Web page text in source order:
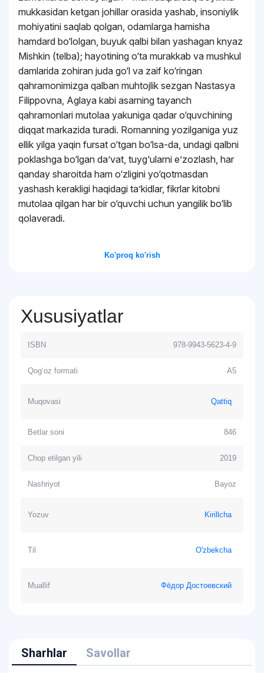
mukkasidan ketgan johillar orasida yashab, insoniylik
mohiyatini saqlab qolgan, odamlarga hamisha
hamdard bo‘lolgan, buyuk qalbi bilan yashagan knyaz
Mishkin (telba); hayotining o‘ta murakkab va mushkul
damlarida zohiran juda go‘l va zaif ko‘ringan
qahramonimizga qalban muhtojlik sezgan Nastasya
Filippovna, Aglaya kabi asarning tayanch
qahramonlari mutolaa yakuniga qadar o‘quvchining
diqqat markazida turadi. Romanning yozilganiga yuz
ellik yilga yaqin fursat o‘tgan bo‘lsa-da, undagi qalbni
poklashga bo‘lgan daʼvat, tuyg‘ularni eʼzozlash, har
qanday sharoitda ham o‘zligini yo‘qotmasdan
yashash kerakligi haqidagi taʼkidlar, fikrlar kitobni
mutolaa qilgan har bir o‘quvchi uchun yangilik bo‘lib
qolaveradi.
Ko'proq ko'rish
Xususiyatlar
ISBN 978-9943-5623-4-9
Qog‘oz formati A5
Muqovasi Qattiq
Betlar soni 846
Chop etilgan yili 2019
Nashriyot Bayoz
Yozuv Kirillcha
Til O'zbekcha
Muallif Фёдор Достоевский
Sharhlar Savollar